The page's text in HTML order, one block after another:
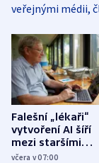
veřejnými médii,
Falešní „lékaři“
vytvoření AI šíří
mezi staršími
Poláky
včera v 07:00